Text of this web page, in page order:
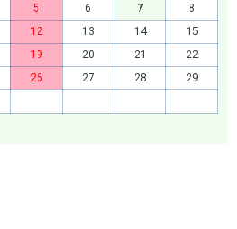
5 6 7
8
12 13 14
15
19 20 21
22
26 27 28
29